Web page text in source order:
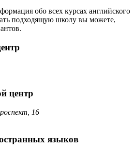
обо всех курсах английского
подходящую школу вы можете,
центр
16
языков